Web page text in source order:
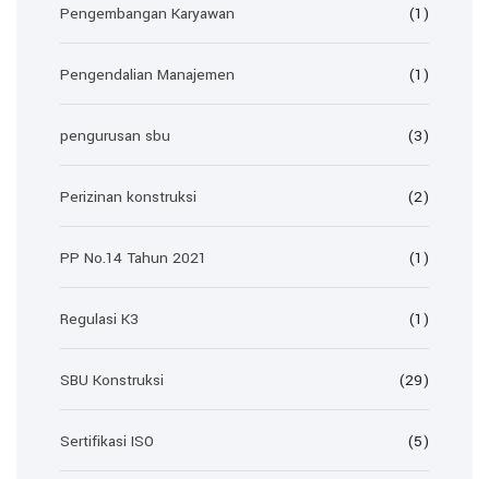
Pengembangan Karyawan (1)
Pengendalian Manajemen (1)
pengurusan sbu (3)
Perizinan konstruksi (2)
PP No.14 Tahun 2021 (1)
Regulasi K3 (1)
SBU Konstruksi (29)
Sertifikasi ISO (5)